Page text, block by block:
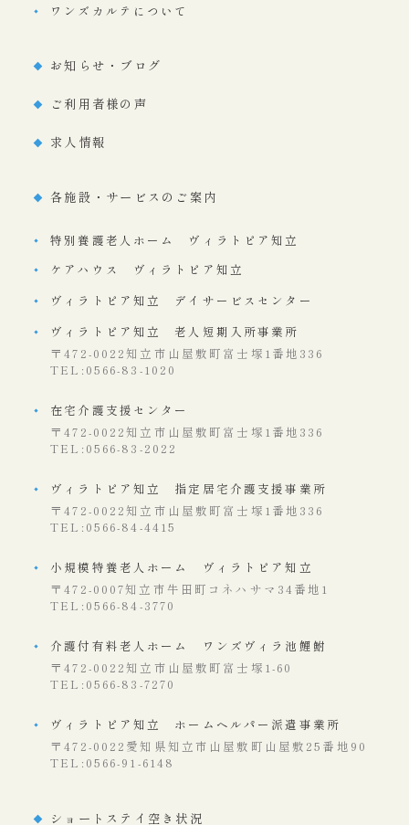
ワンズカルテについて
お知らせ・ブログ
ご利用者様の声
求人情報
各施設・サービスのご案内
特別養護老人ホーム ヴィラトピア知立
ケアハウス ヴィラトピア知立
ヴィラトピア知立 デイサービスセンター
ヴィラトピア知立 老人短期入所事業所
〒472-0022知立市山屋敷町富士塚1番地336
TEL:0566-83-1020
在宅介護支援センター
〒472-0022知立市山屋敷町富士塚1番地336
TEL:0566-83-2022
ヴィラトピア知立 指定居宅介護支援事業所
〒472-0022知立市山屋敷町富士塚1番地336
TEL:0566-84-4415
小規模特養老人ホーム ヴィラトピア知立
〒472-0007知立市牛田町コネハサマ34番地1
TEL:0566-84-3770
介護付有料老人ホーム ワンズヴィラ池鯉鮒
〒472-0022知立市山屋敷町富士塚1-60
TEL:0566-83-7270
ヴィラトピア知立 ホームヘルパー派遣事業所
〒472-0022愛知県知立市山屋敷町山屋敷25番地90
TEL:0566-91-6148
ショートステイ空き状況